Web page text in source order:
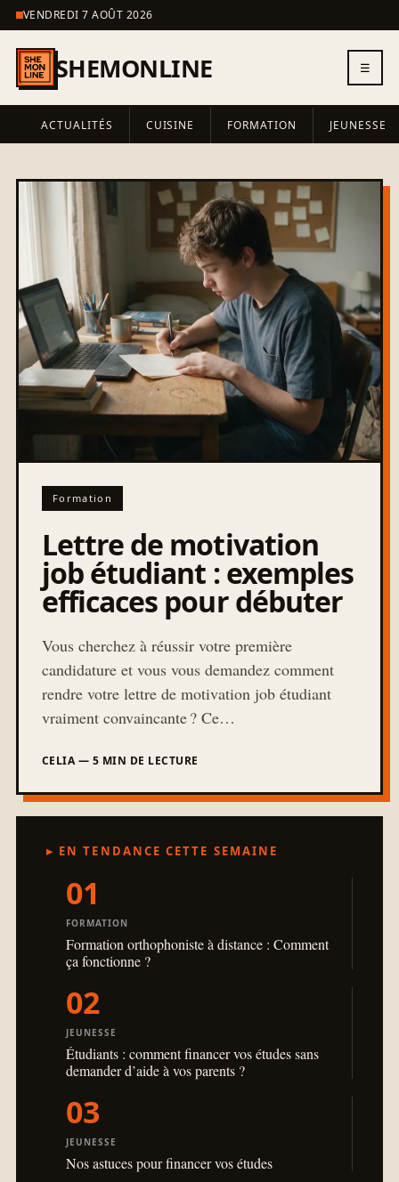
VENDREDI 7 AOÛT 2026
SHEMONLINE ☰
ACTUALITÉS CUISINE FORMATION JEUNESSE
Formation
Lettre de motivation
job étudiant : exemples
efficaces pour débuter
Vous cherchez à réussir votre première
candidature et vous vous demandez comment
rendre votre lettre de motivation job étudiant
vraiment convaincante ? Ce…
CELIA — 5 MIN DE LECTURE
▸ EN TENDANCE CETTE SEMAINE
01
FORMATION
Formation orthophoniste à distance : Comment
ça fonctionne ?
02
JEUNESSE
Étudiants : comment financer vos études sans
demander d’aide à vos parents ?
03
JEUNESSE
Nos astuces pour financer vos études